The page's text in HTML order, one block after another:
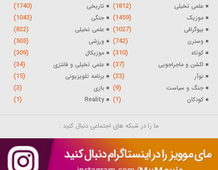
علمی تخیلی (1812) تاریخی (1740)
موزیک (1459) جنگی (1043)
بیوگرافی (1027) علمی تخیلی (822)
وسترن (742) ورزشی (505)
کوتاه (310) موزیکال (309)
اکشن و ماجراجویی (37) علمی تخیلی و فانتزی (34)
نوآر (23) برنامه تلویزیونی (15)
جنگ و سیاست (9) بازی (3)
کودکان (1)
Reality
(1)
ما را در شبکه های اجتماعی دنبال کنید :